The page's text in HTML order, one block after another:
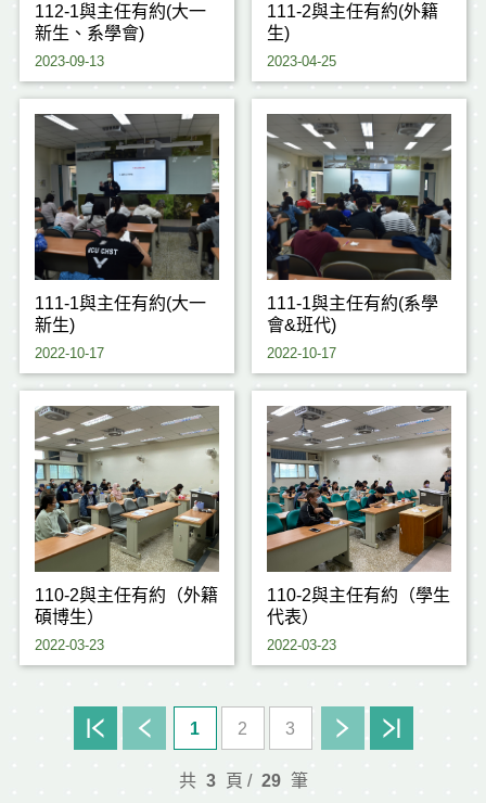
112-1與主任有約(大一
新生、系學會)
2023-09-13
111-2與主任有約(外籍
生)
2023-04-25
111-1與主任有約(大一
新生)
2022-10-17
111-1與主任有約(系學
會&班代)
2022-10-17
110-2與主任有約（外籍
碩博生）
2022-03-23
110-2與主任有約（學生
代表）
2022-03-23
1 2 3
共 3 頁 / 29 筆